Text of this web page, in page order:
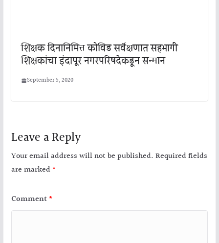
शिक्षक दिनानिमित्त कोविड सर्वेक्षणात सहभागी
शिक्षकांचा इंदापूर नगरपरिषदेकडून सन्मान
September 5, 2020
Leave a Reply
Your email address will not be published. Required fields
are marked *
Comment *